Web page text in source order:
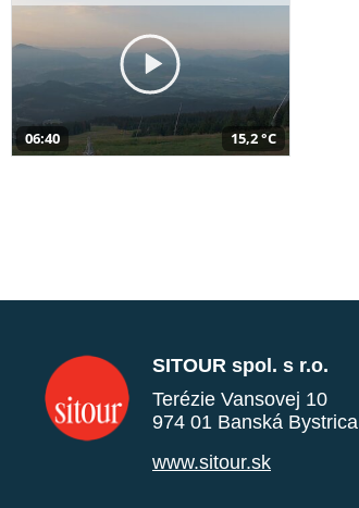
06:40 15,2 °C
SITOUR spol. s r.o.
Terézie Vansovej 10
974 01 Banská Bystrica
www.sitour.sk